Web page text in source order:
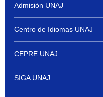
Admisión UNAJ
Centro de Idiomas UNAJ
CEPRE UNAJ
SIGA UNAJ